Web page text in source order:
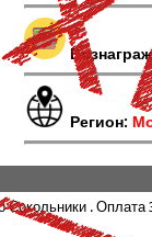
Регион:
Сокольники . Оплата